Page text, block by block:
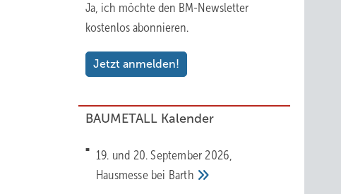
Ja, ich möchte den BM-Newsletter
kostenlos abonnieren.
Jetzt anmelden!
BAUMETALL Kalender
19. und 20. September 2026,
Hausmesse bei Barth